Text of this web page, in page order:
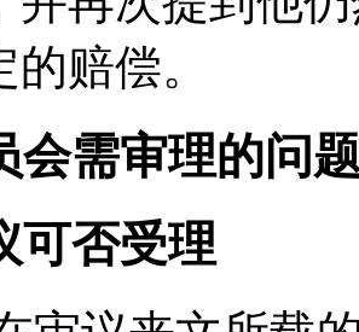
的赔偿。
会需审理的问
可否受理